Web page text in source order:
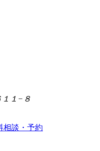
１１−８